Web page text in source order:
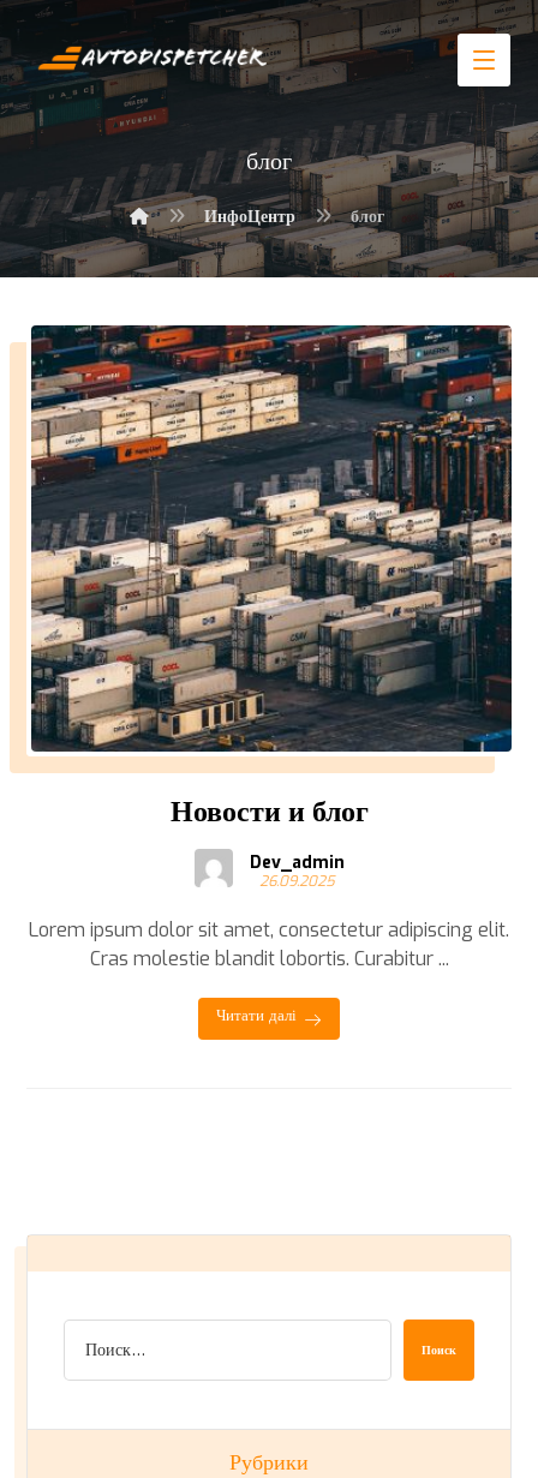
блог
ИнфоЦентр блог
Новости и блог
Dev_admin
26.09.2025
Lorem ipsum dolor sit amet, consectetur adipiscing elit.
Cras molestie blandit lobortis. Curabitur ...
Читати далі
Поиск
Рубрики